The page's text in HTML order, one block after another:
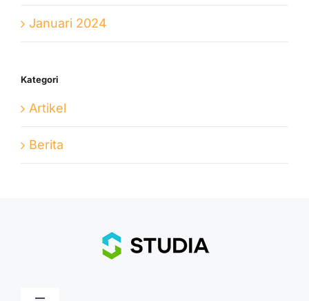
Januari 2024
Kategori
Artikel
Berita